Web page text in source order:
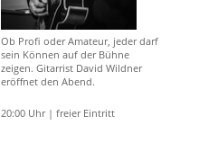
Ob Profi oder Amateur, jeder darf
sein Können auf der Bühne
zeigen. Gitarrist David Wildner
eröffnet den Abend.
20:00 Uhr | freier Eintritt